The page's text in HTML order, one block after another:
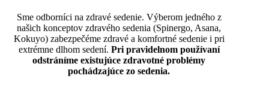
Sme odborníci na zdravé sedenie. Výberom jedného z
našich konceptov zdravého sedenia (Spinergo, Asana,
Kokuyo) zabezpečéme zdravé a komfortné sedenie i pri
extrémne dlhom sedení. Pri pravidelnom používaní
odstráníme existujúce zdravotné problémy
pochádzajúce zo sedenia.